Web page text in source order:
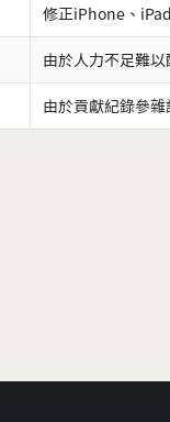
修正iPhone、
由於人力不足難
由於貢獻紀錄參